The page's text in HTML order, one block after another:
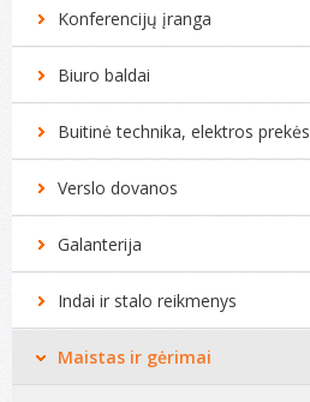
Konferencijų įranga
Biuro baldai
Buitinė technika, elektros prekės
Verslo dovanos
Galanterija
Indai ir stalo reikmenys
Maistas ir gėrimai